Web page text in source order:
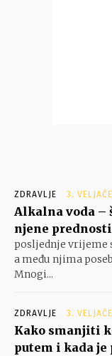
ZDRAVLJE 3.
Alkalna voda –
njene
posljednje vrijeme
a među njima
Mnogi...
ZDRAVLJE 3.
Kako smanjiti
putem i kada